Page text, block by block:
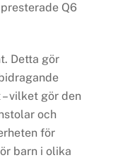
Q6
Detta gör
vilket gör den
och
för
barn i olika